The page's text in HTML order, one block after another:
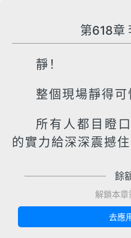
第618章
靜！
整個現場靜得可
所有人都目瞪
的實力給深深震撼住
餘
解鎖本章
去應